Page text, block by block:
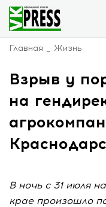
Главная Жизнь
Взрыв у
на
В ночь с 31 июля
крае произошло